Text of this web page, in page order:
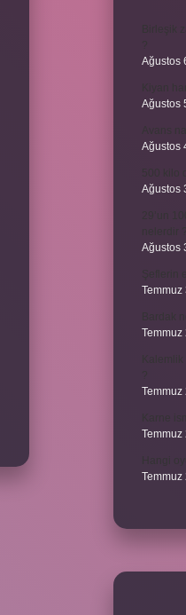
Ağustos
Ağustos
Ağustos
Ağustos
Ağustos
Temmuz
Temmuz
Temmuz
Temmuz
Temmuz